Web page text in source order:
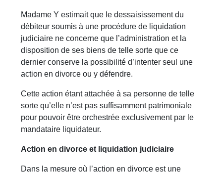
Madame Y estimait que le dessaisissement du
débiteur soumis à une procédure de liquidation
judiciaire ne concerne que l’administration et la
disposition de ses biens de telle sorte que ce
dernier conserve la possibilité d’intenter seul une
action en divorce ou y défendre.
Cette action étant attachée à sa personne de telle
sorte qu’elle n’est pas suffisamment patrimoniale
pour pouvoir être orchestrée exclusivement par le
mandataire liquidateur.
Action en divorce et liquidation judiciaire
Dans la mesure où l’action en divorce est une